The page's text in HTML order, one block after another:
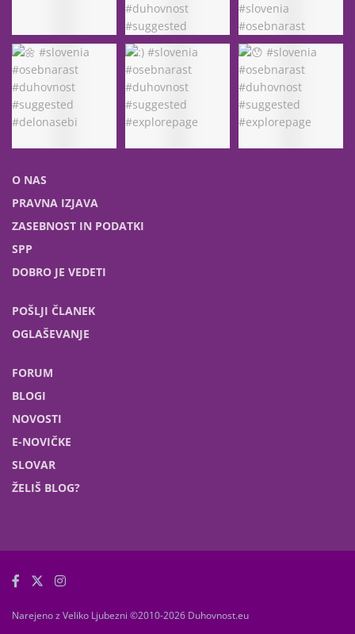
O NAS
PRAVNA IZJAVA
ZASEBNOST IN PODATKI
SPP
DOBRO JE VEDETI
POŠLJI ČLANEK
OGLAŠEVANJE
FORUM
BLOGI
NOVOSTI
E-NOVIČKE
SLOVAR
ŽELIŠ BLOG?
Narejeno z Veliko Ljubezni ©2010-2026 Duhovnost.eu